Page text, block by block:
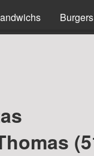
Burgers